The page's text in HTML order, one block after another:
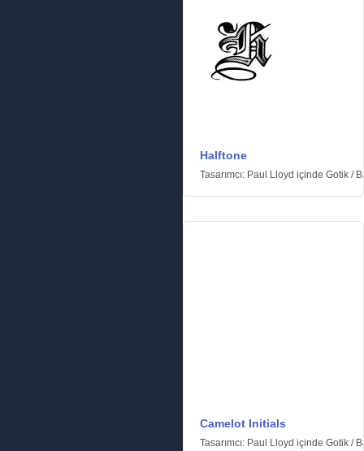
Halftone
Tasarımcı: Paul Lloyd içinde Gotik /
Camelot Initials
Tasarımcı: Paul Lloyd içinde Gotik /